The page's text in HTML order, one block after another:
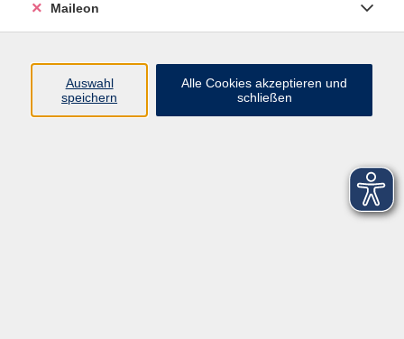
Maileon
Auswahl
speichern
Alle Cookies akzeptieren und
schließen